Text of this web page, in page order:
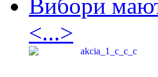
Вибори
<...>